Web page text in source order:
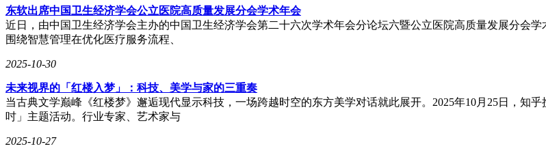
东软出席中国卫生经济学会公立医院高质量发展分会学术年会
近日，由中国卫生经济学会主办的中国卫生经济学会第二十六次学术年会分论坛六暨公立医院高质量发展分会
围绕智慧管理在优化医疗服务流程、
2025-10-30
未来视界的「红楼入梦」：科技、美学与家的三重奏
当古典文学巅峰《红楼梦》邂逅现代显示科技，一场跨越时空的东方美学对话就此展开。2025年10月25日，知
吋」主题活动。行业专家、艺术家与
2025-10-27